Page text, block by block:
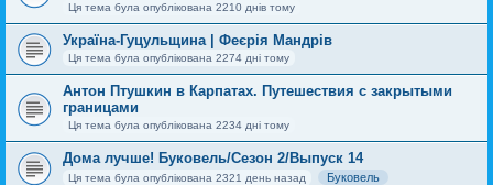
Ця тема була опублікована 2210 днів тому
Україна-Гуцульщина | Феєрія Мандрів
Ця тема була опублікована 2274 дні тому
Антон Птушкин в Карпатах. Путешествия с закрытыми
границами
Ця тема була опублікована 2234 дні тому
Дома лучше! Буковель/Сезон 2/Выпуск 14
Ця тема була опублікована 2321 день назад Буковель